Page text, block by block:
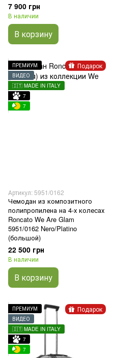
7 900 грн
В наличии
В корзину
Подарок
ПРЕМИУМ
ВИДЕО
🇮🇹 MADE IN ITALY
7
7
Артикул: 5951/0162
Чемодан из композитного
полипропилена на 4-х колесах
Roncato We Are Glam
5951/0162 Nero/Platino
(большой)
22 500 грн
В наличии
В корзину
Подарок
ПРЕМИУМ
ВИДЕО
🇮🇹 MADE IN ITALY
7
7